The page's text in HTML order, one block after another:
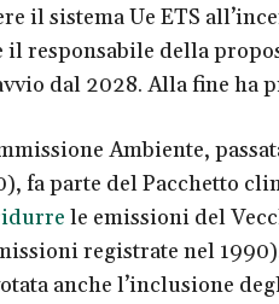
il sistema Ue ETS
il responsabile della
dal 2028. Alla fine ha
Ambiente,
fa parte del Pacchetto
le emissioni del
registrate nel
anche l’inclusione